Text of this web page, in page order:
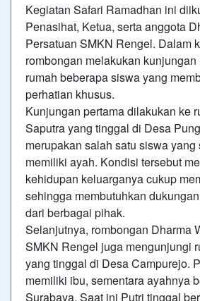
Kegiatan Safari Ramadhan ini
Penasihat, Ketua, serta anggota
Persatuan SMKN Rengel. Dalam
rombongan melakukan
rumah beberapa siswa yang
perhatian khusus.
Kunjungan pertama dilakukan ke
Saputra yang tinggal di Desa
merupakan salah satu siswa yang
memiliki ayah. Kondisi tersebut
kehidupan keluarganya cukup
sehingga membutuhkan
dari berbagai pihak.
Selanjutnya, rombongan Dharma
SMKN Rengel juga mengunjungi
yang tinggal di Desa Campurejo.
memiliki ibu, sementara ayahnya
Surabaya. Saat ini Putri tinggal